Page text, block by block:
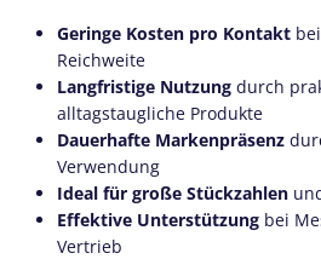
Geringe Kosten pro Kontakt
Reichweite
Langfristige Nutzung durch
alltagstaugliche Produkte
Dauerhafte Markenpräsenz
Verwendung
Ideal für große Stückzahlen
Effektive Unterstützung bei
Vertrieb